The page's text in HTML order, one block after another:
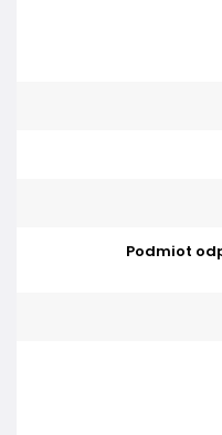
Podmiot